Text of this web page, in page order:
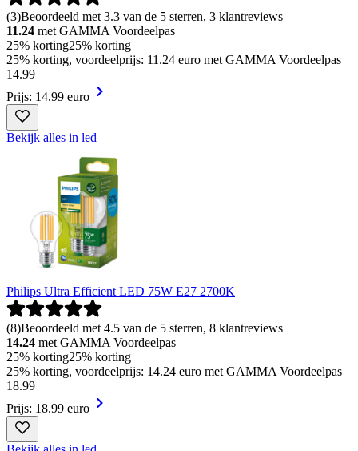
(3)Beoordeeld met 3.3 van de 5 sterren, 3 klantreviews
11.24 met GAMMA Voordeelpas
25% korting25% korting
25% korting, voordeelprijs: 11.24 euro met GAMMA Voordeelpas
14.99
Prijs: 14.99 euro
Bekijk alles in led
Philips Ultra Efficient LED 75W E27 2700K
(8)Beoordeeld met 4.5 van de 5 sterren, 8 klantreviews
14.24 met GAMMA Voordeelpas
25% korting25% korting
25% korting, voordeelprijs: 14.24 euro met GAMMA Voordeelpas
18.99
Prijs: 18.99 euro